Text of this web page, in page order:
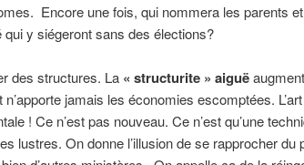
Encore une fois, qui nommera les parents
y siégeront sans des élections?
des structures. La « structurite » aiguë
jamais les économies escomptées.
! Ce n’est pas nouveau. Ce n’est qu’une
lustres. On donne l’illusion de se rapprocher du